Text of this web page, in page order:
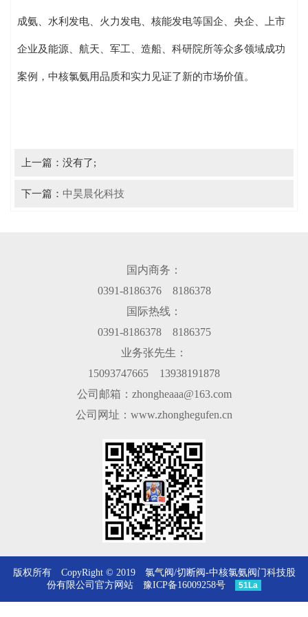
成氨、水利发电、火力发电、核能发电等国企、央企、上市
企业及能源、航天、军工、造船、科研院所等众多领域成功
案例，中核氯氨用品质和实力见证了新的市场价值。
上一篇：没有了;
下一篇： 中昊晨化科技
国内商务：
0391-8186376 8186378
国际热线：
0391-8186378 8186375
业务张先生：
15093747665 13938191878
公司邮箱：zhongheaaa@163.com
公司网址：www.zhonghegufen.cn
版权所有 CopyRight © 2019 氯气阀/切断阀-中核氯氨阀门科技股
份有限公司官方网站 豫ICP备16009258号 51La